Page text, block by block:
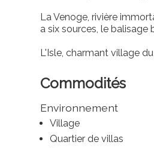
La Venoge, rivière
a six sources, le balisage
L'Isle, charmant village
Commodités
Environnement
Village
Quartier de villas